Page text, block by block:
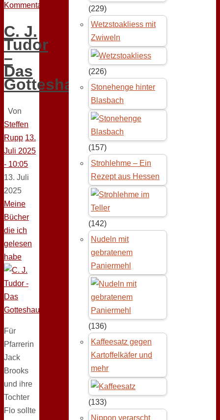
Kommentare
C. J.
Tudor
–
Das
Gotteshaus
Von
Steffen
Rupp 13.
Juli 2025
- 10:05
13. Juli
2025
Meine
Bücher
die ich
gelesen
habe
Für
Pfarrerin
Jack
Brooks
und ihre
Tochter
Flo sollte
(229)
Wetzstoakliess mit
Zwiweln
(226)
Stonehenge hinter
Blasbach
(157)
Strohlehme – Ein
Rezept aus Hessen
(142)
Nudeln mit
gebratenem
Paniermehl
(136)
Kaffeesatz gegen
Kartoffelkäfer und
mehr
(133)
Nippon verarscht